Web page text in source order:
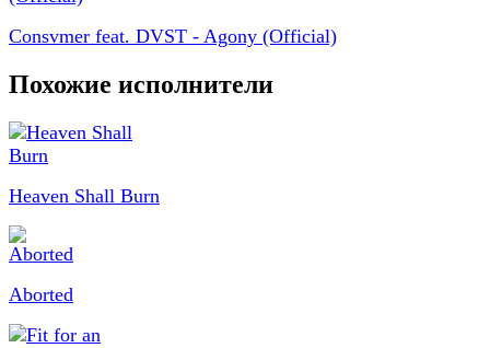
Consvmer feat. DVST - Agony (Official)
Похожие исполнители
Heaven Shall Burn
Aborted